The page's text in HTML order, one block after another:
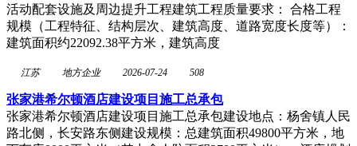
活动配套设施及周边提升工程建筑工程质量要求： 合格工程
规模（工程特征、结构层次、建筑高度、道路宽度长度等）：
建筑面积约22092.38平方米，建筑高度
江苏 地方企业 2026-07-24 508
张家港希尔顿酒店建设项目施工总承包
张家港希尔顿酒店建设项目施工总承包建设地点：杨舍镇人民
路北侧，长安路东侧建设规模：总建筑面积49800平方米，地